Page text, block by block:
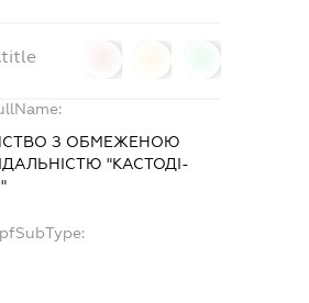
З ОБМЕЖЕНОЮ
"КАСТОДІ-